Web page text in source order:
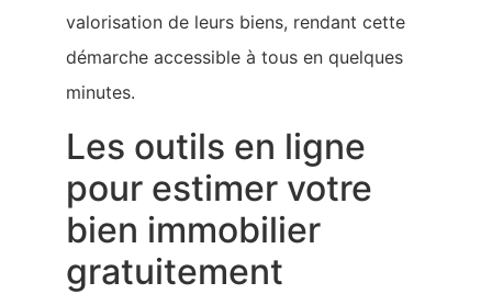
valorisation de leurs biens, rendant cette
démarche accessible à tous en quelques
minutes.
Les outils en ligne
pour estimer votre
bien immobilier
gratuitement